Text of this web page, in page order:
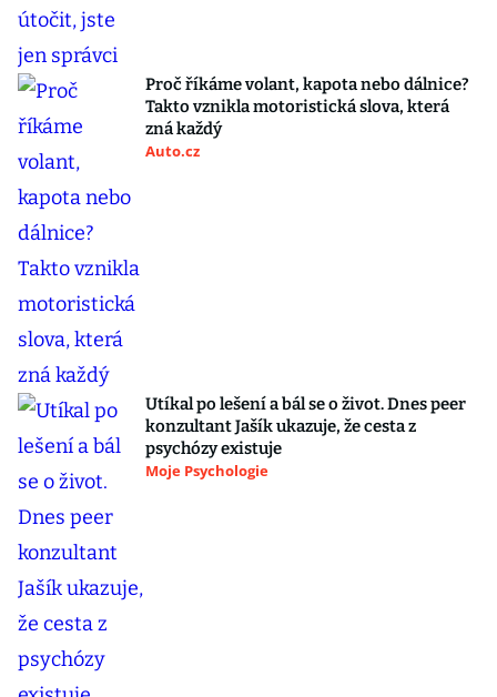
Proč říkáme volant, kapota nebo dálnice?
Takto vznikla motoristická slova, která
zná každý
Auto.cz
Utíkal po lešení a bál se o život. Dnes peer
konzultant Jašík ukazuje, že cesta z
psychózy existuje
Moje Psychologie